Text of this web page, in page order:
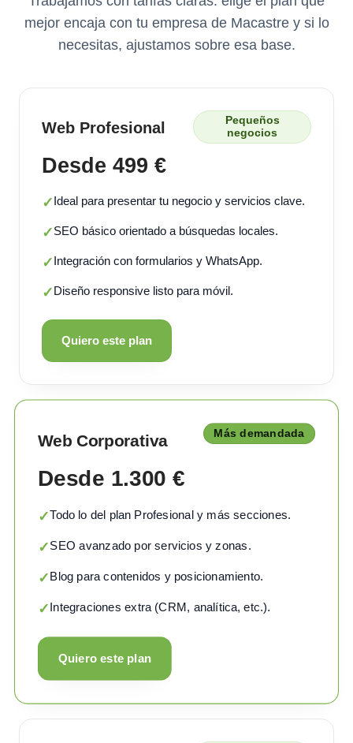
mejor encaja con tu empresa de Macastre y si lo
necesitas, ajustamos sobre esa base.
Web Profesional
Pequeños
negocios
Desde 499 €
✓Ideal para presentar tu negocio y servicios clave.
✓SEO básico orientado a búsquedas locales.
✓Integración con formularios y WhatsApp.
✓Diseño responsive listo para móvil.
Quiero este plan
Web Corporativa Más demandada
Desde 1.300 €
✓Todo lo del plan Profesional y más secciones.
✓SEO avanzado por servicios y zonas.
✓Blog para contenidos y posicionamiento.
✓Integraciones extra (CRM, analítica, etc.).
Quiero este plan